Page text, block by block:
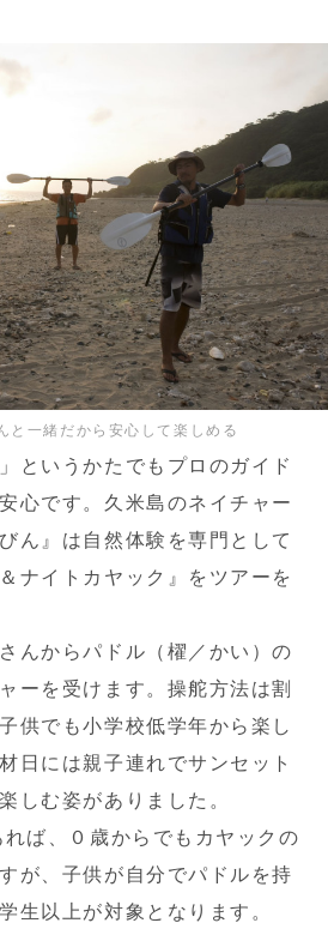
と一緒だから安心して楽しめる
というかたでもプロのガイド
心です。久米島のネイチャー
ん』は自然体験を専門として
ナイトカヤック』をツアーを
んからパドル（櫂／かい）の
ーを受けます。操舵方法は割
供でも小学校低学年から楽し
日には親子連れでサンセット
しむ姿がありました。
ば、０歳からでもカヤックの
が、子供が自分でパドルを持
生以上が対象となります。